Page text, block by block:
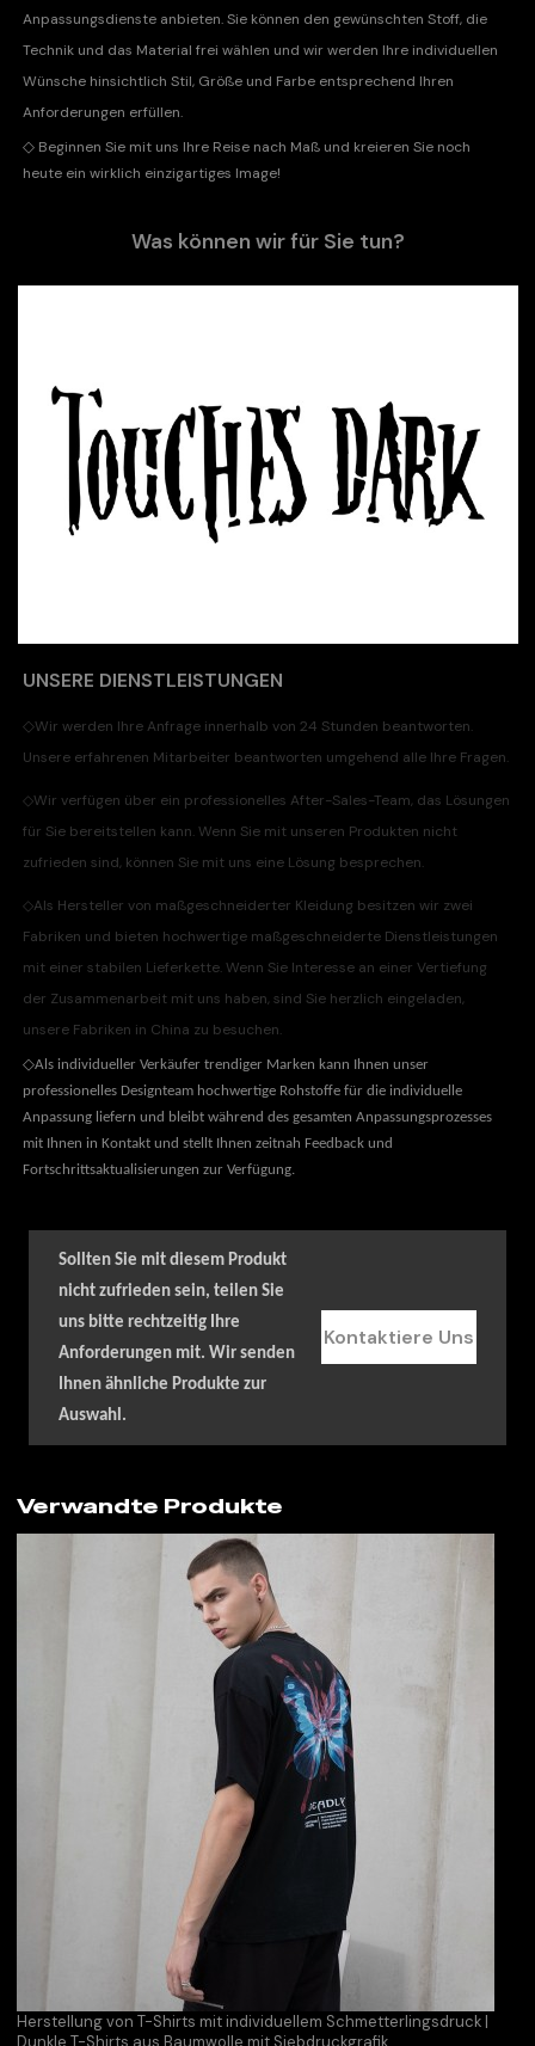
Anpassungsdienste anbieten. Sie können den gewünschten Stoff, die
Technik und das Material frei wählen und wir werden Ihre individuellen
Wünsche hinsichtlich Stil, Größe und Farbe entsprechend Ihren
Anforderungen erfüllen.
◇ Beginnen Sie mit uns Ihre Reise nach Maß und kreieren Sie noch
heute ein wirklich einzigartiges Image!
Was können wir für Sie tun?
UNSERE DIENSTLEISTUNGEN
◇Wir werden Ihre Anfrage innerhalb von 24 Stunden beantworten.
Unsere erfahrenen Mitarbeiter beantworten umgehend alle Ihre Fragen.
◇Wir verfügen über ein professionelles After-Sales-Team, das Lösungen
für Sie bereitstellen kann. Wenn Sie mit unseren Produkten nicht
zufrieden sind, können Sie mit uns eine Lösung besprechen.
◇Als Hersteller von maßgeschneiderter Kleidung besitzen wir zwei
Fabriken und bieten hochwertige maßgeschneiderte Dienstleistungen
mit einer stabilen Lieferkette. Wenn Sie Interesse an einer Vertiefung
der Zusammenarbeit mit uns haben, sind Sie herzlich eingeladen,
unsere Fabriken in China zu besuchen.
◇Als individueller Verkäufer trendiger Marken kann Ihnen unser
professionelles Designteam hochwertige Rohstoffe für die individuelle
Anpassung liefern und bleibt während des gesamten Anpassungsprozesses
mit Ihnen in Kontakt und stellt Ihnen zeitnah Feedback und
Fortschrittsaktualisierungen zur Verfügung.
Sollten Sie mit diesem Produkt
nicht zufrieden sein, teilen Sie
uns bitte rechtzeitig Ihre
Anforderungen mit. Wir senden
Ihnen ähnliche Produkte zur
Auswahl.
Kontaktiere Uns
Verwandte Produkte
Herstellung von T-Shirts mit individuellem Schmetterlingsdruck |
Dunkle T-Shirts aus Baumwolle mit Siebdruckgrafik